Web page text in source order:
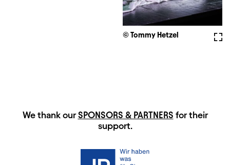
© Tommy Hetzel
HAUPTSPONSOREN
We thank ourSPONSORS & PARTNERS for their
support.